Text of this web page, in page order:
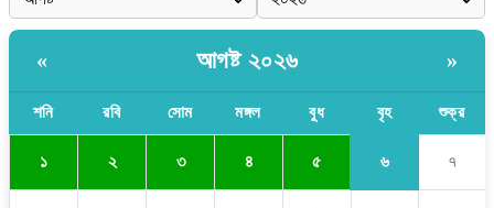
« আগষ্ট ২০২৬ »
শনি রবি সোম মঙ্গল বুধ বৃহ শুক্র
১ ২ ৩ ৪ ৫ ৬ ৭